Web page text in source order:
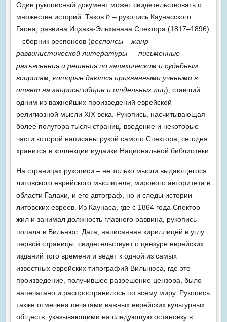
Один рукописный документ может свидетельствовать о
множестве историй. Таков ℎ – рукопись Каунасского
Гаона, раввина Ицхака-Эльханана Спектора (1817–1896)
– сборник респонсов (респонсы –жанр
раввинистической литературы — письменные
разъяснения и решения по галахическим и судебным
вопросам, которые даются признанными учеными в
ответ на запросы общин и отдельных лиц), ставший
одним из важнейших произведений еврейской
религиозной мысли XIX века. Рукопись, насчитывающая
более полутора тысяч страниц, введение и некоторые
части которой написаны рукой самого Спектора, сегодня
хранится в коллекции иудаики Национальной библиотеки.
На страницах рукописи – не только мысли выдающегося
литовского еврейского мыслителя, мирового авторитета в
области Галахи, и его автограф, но и следы истории
литовских евреев. Из Каунаса, где с 1864 года Спектор
жил и занимал должность главного раввина, рукопись
попала в Вильнюс. Дата, написанная кириллицей в углу
первой страницы, свидетельствует о цензуре еврейских
изданий того времени и ведет к одной из самых
известных еврейских типографий Вильнюса, где это
произведение, получившее разрешение цензора, было
напечатано и распространилось по всему миру. Рукопись
также отмечена печатями важных еврейских культурных
обществ, указывающими на следующую остановку в